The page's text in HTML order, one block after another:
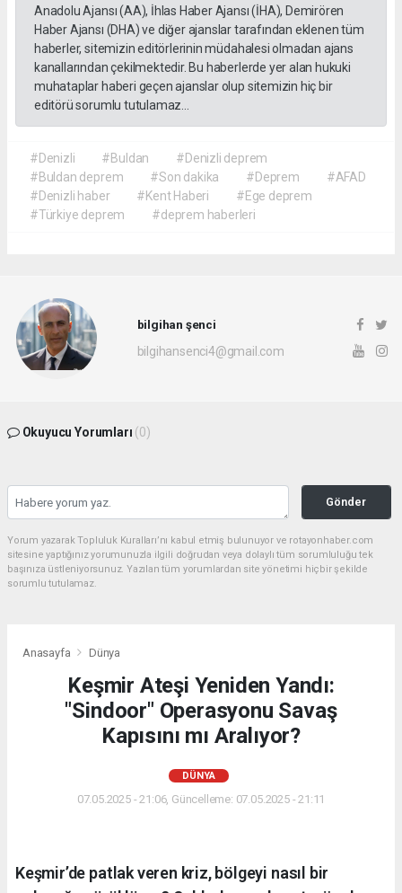
Anadolu Ajansı (AA), İhlas Haber Ajansı (İHA), Demirören
Haber Ajansı (DHA) ve diğer ajanslar tarafından eklenen tüm
haberler, sitemizin editörlerinin müdahalesi olmadan ajans
kanallarından çekilmektedir. Bu haberlerde yer alan hukuki
muhataplar haberi geçen ajanslar olup sitemizin hiç bir
editörü sorumlu tutulamaz...
#Denizli #Buldan
#Denizli deprem
#Buldan deprem
#Son dakika #Deprem
#AFAD
#Denizli haber
#Kent Haberi
#Ege deprem
#Türkiye deprem
#deprem haberleri
bilgihan şenci
bilgihansenci4@gmail.com
Okuyucu Yorumları (0)
Gönder
Yorum yazarak Topluluk Kuralları’nı kabul etmiş bulunuyor ve rotayonhaber.com
sitesine yaptığınız yorumunuzla ilgili doğrudan veya dolaylı tüm sorumluluğu tek
başınıza üstleniyorsunuz. Yazılan tüm yorumlardan site yönetimi hiçbir şekilde
sorumlu tutulamaz.
Anasayfa Dünya
Keşmir Ateşi Yeniden Yandı:
"Sindoor" Operasyonu Savaş
Kapısını mı Aralıyor?
DÜNYA
07.05.2025 - 21:06, Güncelleme: 07.05.2025 - 21:11
Keşmir’de patlak veren kriz, bölgeyi nasıl bir